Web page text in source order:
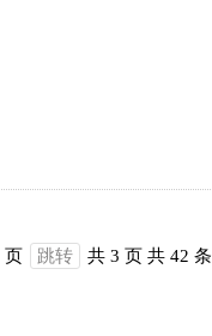
页 跳转 共 3 页 共 42 条